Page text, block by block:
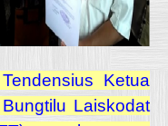
Ketua
Laiskodat